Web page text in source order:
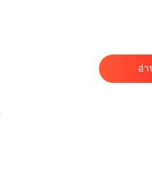
อ่า